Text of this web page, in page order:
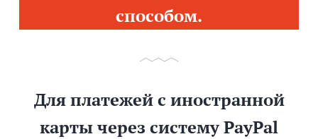
способом.
Для платежей с иностранной
карты через систему PayPal